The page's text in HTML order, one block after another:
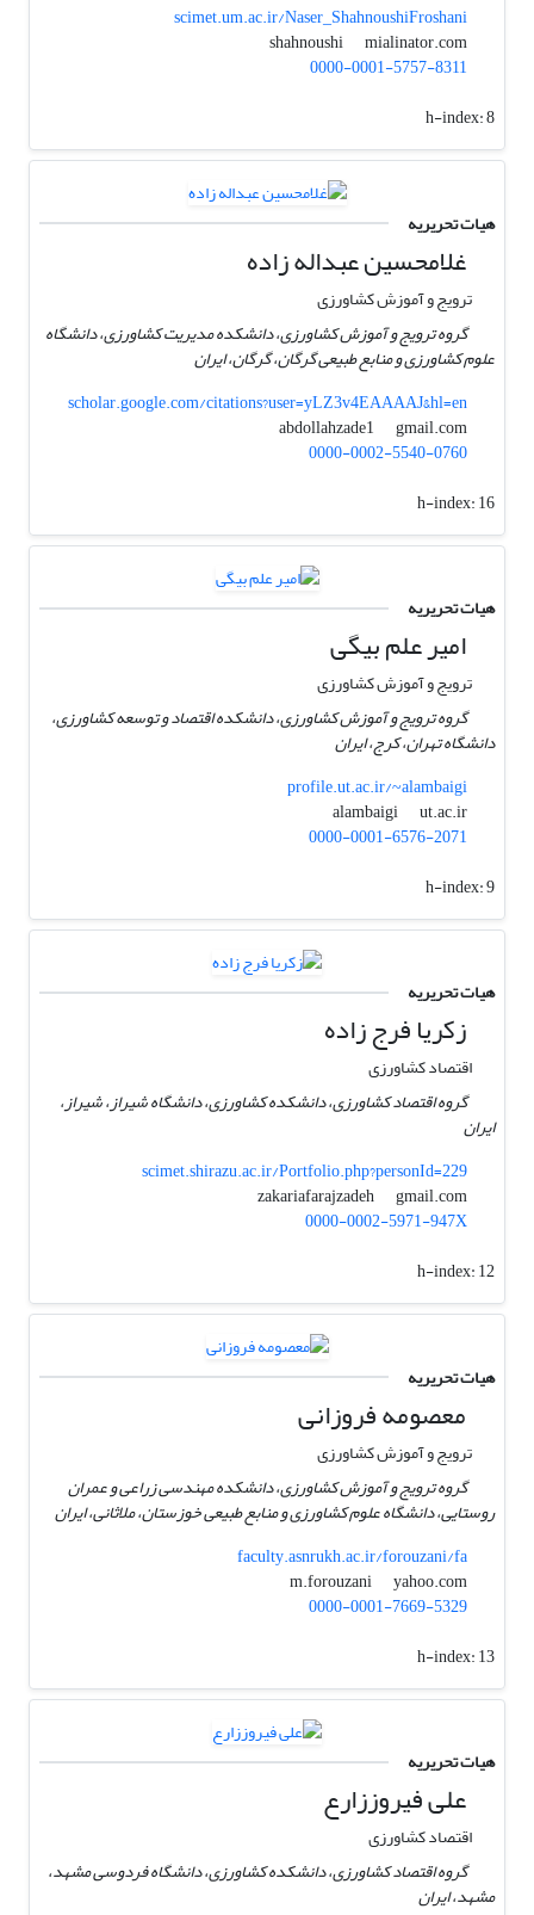
scimet.um.ac.ir/Naser_ShahnoushiFroshani
shahnoushi
mialinator.com
0000-0001-5757-8311
h-index:8
هیات تحریریه
غلامحسین عبداله زاده
ترویج و آموزش کشاورزی
گروه ترویج و آموزش کشاورزی، دانشکده مدیریت کشاورزی، دانشگاه
علوم کشاورزی و منابع طبیعی گرگان، گرگان، ایران
scholar.google.com/citations?user=yLZ3v4EAAAAJ&hl=en
abdollahzade1
gmail.com
0000-0002-5540-0760
h-index:16
هیات تحریریه
امیر علم بیگی
ترویج و آموزش کشاورزی
گروه ترویج و آموزش کشاورزی، دانشکده اقتصاد و توسعه کشاورزی،
دانشگاه تهران، کرج، ایران
profile.ut.ac.ir/~alambaigi
alambaigi
ut.ac.ir
0000-0001-6576-2071
h-index:9
هیات تحریریه
زکریا فرج زاده
اقتصاد کشاورزی
گروه اقتصاد کشاورزی، دانشکده کشاورزی، دانشگاه شیراز، شیراز،
ایران
scimet.shirazu.ac.ir/Portfolio.php?personId=229
zakariafarajzadeh
gmail.com
0000-0002-5971-947X
h-index:12
هیات تحریریه
معصومه فروزانی
ترویج و آموزش کشاورزی
گروه ترویج و آموزش کشاورزی، دانشکده مهندسی زراعی و عمران
روستایی، دانشگاه علوم کشاورزی و منابع طبیعی خوزستان، ملاثانی، ایران
faculty.asnrukh.ac.ir/forouzani/fa
m.forouzani
yahoo.com
0000-0001-7669-5329
h-index:13
هیات تحریریه
علی فیروززارع
اقتصاد کشاورزی
گروه اقتصاد کشاورزی، دانشکده کشاورزی، دانشگاه فردوسی مشهد،
مشهد، ایران